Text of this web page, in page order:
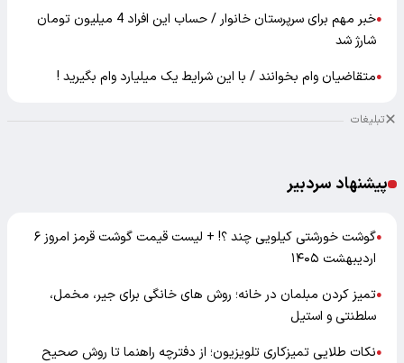
●
خبر مهم برای سرپرستان خانوار / حساب این افراد 4 میلیون تومان
شارژ شد
●متقاضیان وام بخوانند / با این شرایط یک میلیارد وام بگیرید !
تبلیغات
پیشنهاد سردبیر
●
گوشت خورشتی کیلویی چند ؟! + لیست قیمت گوشت قرمز امروز ۶
اردیبهشت ۱۴۰۵
●تمیز کردن مبلمان در خانه؛ روش های خانگی برای جیر، مخمل،
سلطنتی و استیل
●نکات طلایی تمیزکاری تلویزیون؛ از دفترچه راهنما تا روش صحیح